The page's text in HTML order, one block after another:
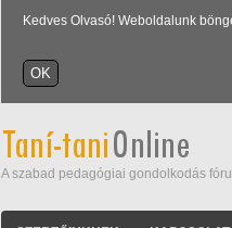
Kedves Olvasó! Weboldalunk
A szabad pedagógiai gondolkodás